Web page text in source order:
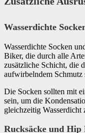
Wasserdichte
Wasserdichte Socken
Biker, die durch alle
zusätzliche Schicht, die
aufwirbelndem Schmutz
Die Socken sollten mit
sein, um die
gleichzeitig Wasserdicht
Rucksäcke und Hip